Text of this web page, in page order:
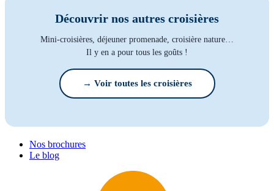
Découvrir nos autres croisières
Mini-croisières, déjeuner promenade, croisière nature…
Il y en a pour tous les goûts !
→ Voir toutes les croisières
Nos brochures
Le blog